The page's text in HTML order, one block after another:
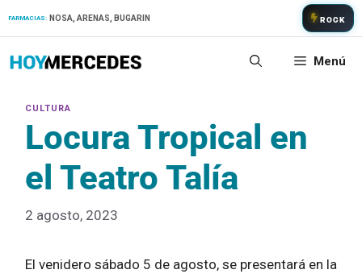
FARMACIAS: NOSA, ARENAS, BUGARIN ROCK
Menú
Locura Tropical en
el Teatro Talía
2 agosto, 2023
El venidero sábado 5 de agosto, se presentará en la